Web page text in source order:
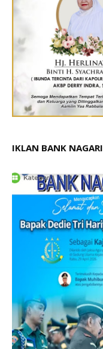
IKLAN BANK NAGARI